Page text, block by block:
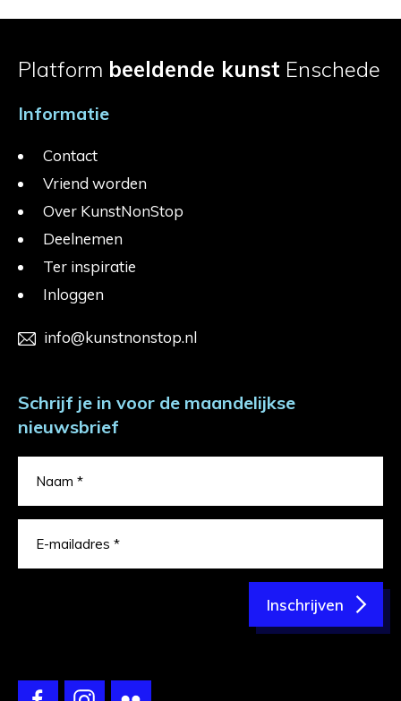
Platform beeldende kunst Enschede
Informatie
Contact
Vriend worden
Over KunstNonStop
Deelnemen
Ter inspiratie
Inloggen
info@kunstnonstop.nl
Schrijf je in voor de maandelijkse
nieuwsbrief
Inschrijven